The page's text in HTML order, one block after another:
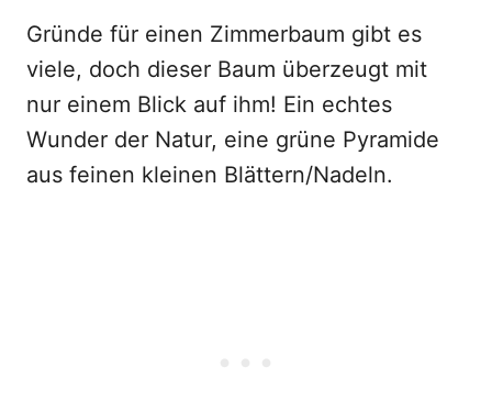
Gründe für einen Zimmerbaum gibt es
viele, doch dieser Baum überzeugt mit
nur einem Blick auf ihm! Ein echtes
Wunder der Natur, eine grüne Pyramide
aus feinen kleinen Blättern/Nadeln.